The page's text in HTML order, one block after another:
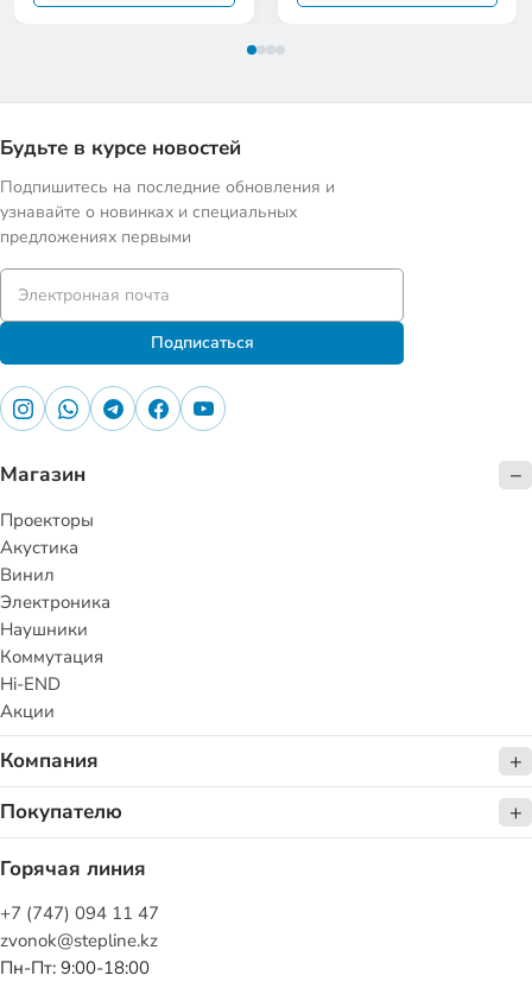
Будьте в курсе новостей
Подпишитесь на последние обновления и
узнавайте о новинках и специальных
предложениях первыми
Подписаться
Магазин
Проекторы
Акустика
Винил
Электроника
Наушники
Коммутация
Hi-END
Акции
Компания
Покупателю
Горячая линия
+7 (747) 094 11 47
zvonok@stepline.kz
Пн-Пт: 9:00-18:00